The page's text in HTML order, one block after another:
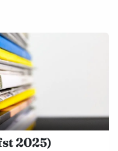
2025)